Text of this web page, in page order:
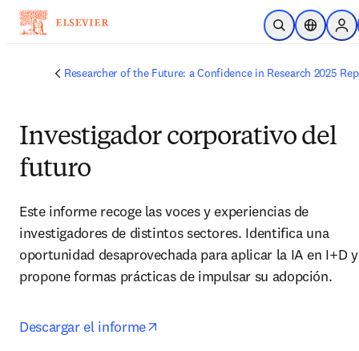
Saltar al contenido principal
Abrir búsqueda
Selector
Researcher of the Future: a Confidence in Research 2025
Investigador corporativo del
futuro
Este informe recoge las voces y experiencias de
investigadores de distintos sectores. Identifica una
oportunidad desaprovechada para aplicar la IA en I+D y
propone formas prácticas de impulsar su adopción.
Descargar el informe